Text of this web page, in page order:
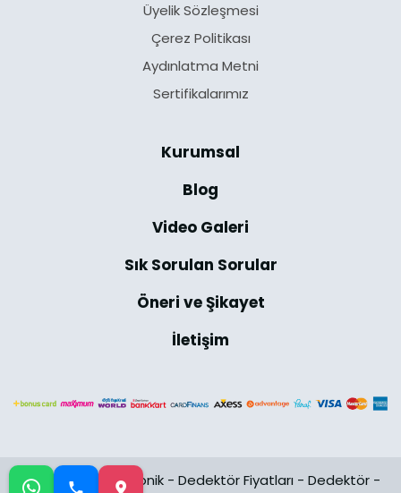
Üyelik Sözleşmesi
Çerez Politikası
Aydınlatma Metni
Sertifikalarımız
Kurumsal
Blog
Video Galeri
Sık Sorulan Sorular
Öneri ve Şikayet
İletişim
@2024 Uğur Elektronik - Dedektör Fiyatları - Dedektör -